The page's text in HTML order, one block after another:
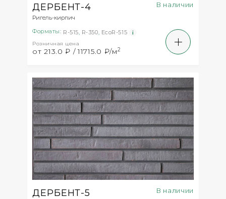
ДЕРБЕНТ-4
Ригель-кирпич
В наличии
Форматы: R-515, R-350, EcoR-515
Розничная цена
от 213.0 ₽ / 11715.0 ₽/м2
ДЕРБЕНТ-5 В наличии